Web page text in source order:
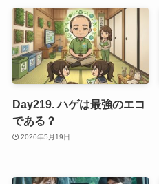
Day219. ハゲは最強のエコ
である？
2026年5月19日